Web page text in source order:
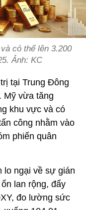
có thể lên 3.200
Ảnh: KC
tại Trung Đông
Mỹ vừa tăng
khu vực và có
công nhằm vào
phiến quân
lo ngại về sự gián
lan rộng, đẩy
đo lường sức